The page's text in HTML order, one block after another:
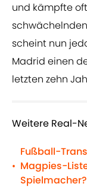
und kämpfte
scheint nun
Madrid einen
letzten zehn
Weitere Real-
•
Fußball-
Magpies-
Spielmacher?